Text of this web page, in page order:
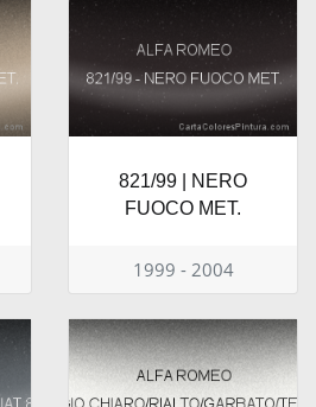
821/99 | NERO
FUOCO MET.
1999 - 2004